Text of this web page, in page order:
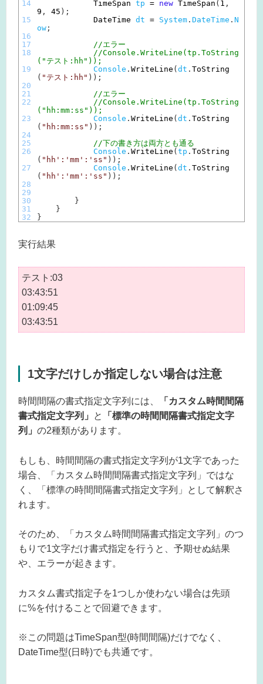
14
15
16
17
18
19
20
21
22
23
24
25
26
27
28
29
30
31
32
TimeSpan tp = new TimeSpan ( 1 ,
9 , 45 ) ;
DateTime dt = System . DateTime . N
ow ;
//エラー
//Console.WriteLine(tp.ToString
("テスト:hh"));
Console . WriteLine ( dt . ToString
( "テスト:hh" ) ) ;
//エラー
//Console.WriteLine(tp.ToString
("hh:mm:ss"));
Console . WriteLine ( dt . ToString
( "hh:mm:ss" ) ) ;
//下の書き方は両方とも通る
Console . WriteLine ( tp . ToString
( "hh':'mm':'ss" ) ) ;
Console . WriteLine ( dt . ToString
( "hh':'mm':'ss" ) ) ;
}
}
}
実行結果
テスト:03
03:43:51
01:09:45
03:43:51
1文字だけしか指定しない場合は注意
時間間隔の書式指定文字列には、
「カスタム時間間隔
書式指定文字列」
と
「標準の時間間隔書式指定文字
列」 の2種類があります。
もしも、時間間隔の書式指定文字列が1文字であった
場合、「カスタム時間間隔書式指定文字列」ではな
く、「標準の時間間隔書式指定文字列」として解釈さ
れます。
そのため、「カスタム時間間隔書式指定文字列」のつ
もりで1文字だけ書式指定を行うと、予期せぬ結果
や、エラーが起きます。
カスタム書式指定子を1つしか使わない場合は先頭
に%を付けることで回避できます。
※この問題はTimeSpan型(時間間隔)だけでなく、
DateTime型(日時)でも共通です。